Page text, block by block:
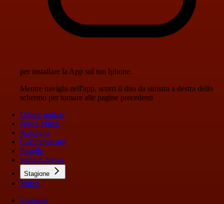
per installare la App sul tuo Iphone.
Mentre navighi nell'app, scorri il dito da sinistra a destra dello
schermo per tornare alle pagine precedenti
Ultime notizie
News Milan
Rassegna
Calciomercato
Pagelle
Serie A News
Stagione
Video
Stagione